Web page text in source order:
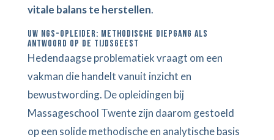
vitale balans te herstellen.
UW NGS-OPLEIDER: METHODISCHE DIEPGANG ALS
ANTWOORD OP DE TIJDSGEEST
Hedendaagse problematiek vraagt om een
vakman die handelt vanuit inzicht en
bewustwording. De opleidingen bij
Massageschool Twente zijn daarom gestoeld
op een solide methodische en analytische basis